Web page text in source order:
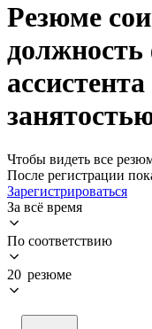
Резюме
должность
Чтобы видеть все
После регистрации
Зарегистрироваться
За всё время
По соответствию
20 резюме